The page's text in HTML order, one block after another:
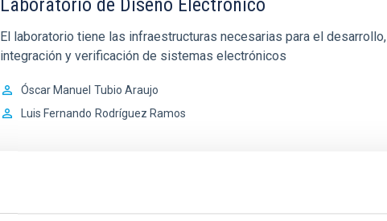
Laboratorio de Diseño Electrónico
El laboratorio tiene las infraestructuras necesarias para el desarrollo,
integración y verificación de sistemas electrónicos
Óscar Manuel Tubio Araujo
Luis Fernando Rodríguez Ramos